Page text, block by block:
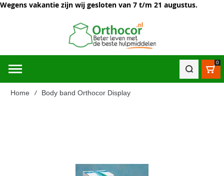
Wegens vakantie zijn wij gesloten van 7 t/m 21 augustus.
0
Home Body band Orthocor Display